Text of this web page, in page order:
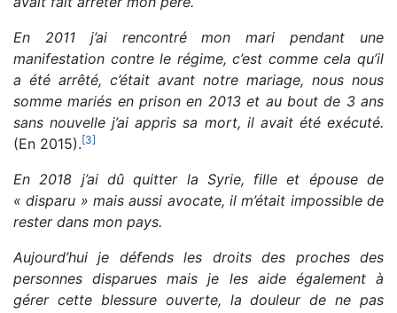
En 2011 j’ai rencontré mon mari pendant une
manifestation contre le régime, c’est comme cela qu’il
a été arrêté, c’était avant notre mariage, nous nous
somme mariés en prison en 2013 et au bout de 3 ans
sans nouvelle j’ai appris sa mort, il avait été exécuté.
(En 2015).[3]
En 2018 j’ai dû quitter la Syrie, fille et épouse de
« disparu » mais aussi avocate, il m’était impossible de
rester dans mon pays.
Aujourd’hui je défends les droits des proches des
personnes disparues mais je les aide également à
gérer cette blessure ouverte, la douleur de ne pas